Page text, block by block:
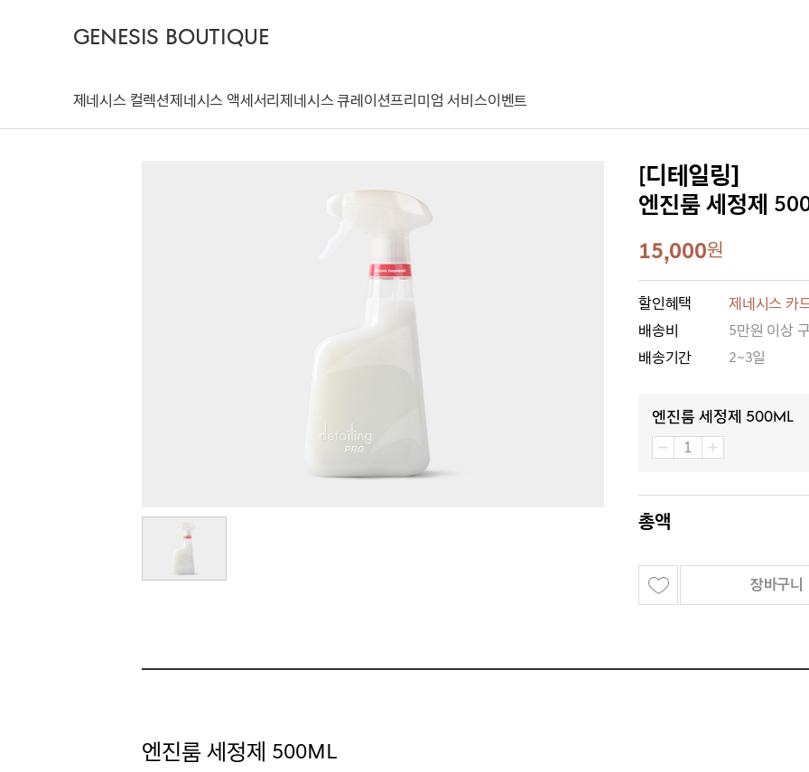
GENESIS BOUTIQUE
제네시스 컬렉션제네시스 액세서리제네시스 큐레이션프리미엄 서비스이벤트
[디테일링]
엔진룸 세정제
15,000원
할인혜택
제네시스 카
배송비
5만원 이상
배송기간
2~3일
엔진룸 세정제 500ML
총액
장바구니
엔진룸 세정제 500ML